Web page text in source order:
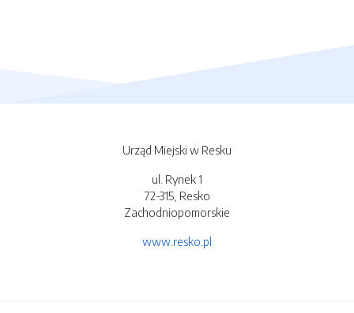
Urząd Miejski w Resku
ul. Rynek 1
72-315, Resko
Zachodniopomorskie
www.resko.pl